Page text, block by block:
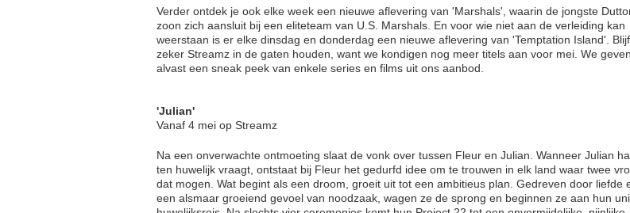
Verder ontdek je ook elke week een nieuwe aflevering van 'Marshals', waarin de jongste
zoon zich aansluit bij een eliteteam van U.S. Marshals. En voor wie niet aan de verleiding kan
weerstaan is er elke dinsdag en donderdag een nieuwe aflevering van 'Temptation Island'. Blijf
zeker Streamz in de gaten houden, want we kondigen nog meer titels aan voor mei. We
alvast een sneak peek van enkele series en films uit ons aanbod.
'Julian'
Vanaf 4 mei op Streamz
Na een onverwachte ontmoeting slaat de vonk over tussen Fleur en Julian. Wanneer Julian
ten huwelijk vraagt, ontstaat bij Fleur het gedurfd idee om te trouwen in elk land waar twee
dat mogen. Wat begint als een droom, groeit uit tot een ambitieus plan. Gedreven door liefde
een alsmaar groeiend gevoel van noodzaak, wagen ze de sprong en beginnen ze aan hun